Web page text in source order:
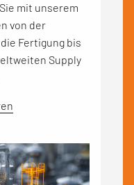
mit unserem
von der
Fertigung bis
Supply